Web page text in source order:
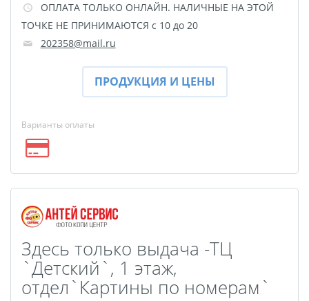
подрамником
Картины на холсте
Оживающее письмо от
деда Мороза
Елочный шар с
Оживающие
подарочные наборы
оживающий
Календарь перекидной
оживающий
Оживающие визитки
Календарь отрывной
оживающий
ОПЛАТА ТОЛЬКО ОНЛАЙН. НАЛИЧНЫЕ НА ЭТОЙ
ТОЧКЕ НЕ ПРИНИМАЮТСЯ с 10 до 20
202358@mail.ru
ПРОДУКЦИЯ И ЦЕНЫ
Варианты оплаты
Здесь только выдача -ТЦ
`Детский`, 1 этаж,
отдел`Картины по номерам`